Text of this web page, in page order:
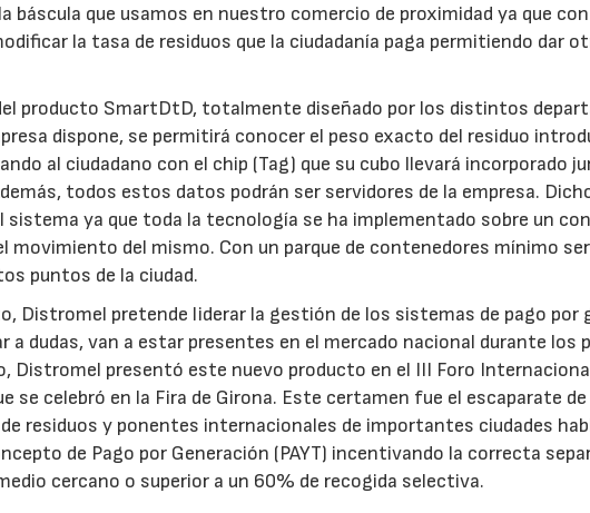
báscula que usamos en nuestro comercio de proximidad ya que
la tasa de residuos que la ciudadanía paga permitiendo dar
producto SmartDtD, totalmente diseñado por los distintos
dispone, se permitirá conocer el peso exacto del residuo
al ciudadano con el chip (Tag) que su cubo llevará incorporado
todos estos datos podrán ser servidores de la empresa.
sistema ya que toda la tecnología se ha implementado sobre un
movimiento del mismo. Con un parque de contenedores mínimo
puntos de la ciudad.
Distromel pretende liderar la gestión de los sistemas de pago por
a dudas, van a estar presentes en el mercado nacional durante los
Distromel presentó este nuevo producto en el III Foro
se celebró en la Fira de Girona. Este certamen fue el escaparate
residuos y ponentes internacionales de importantes ciudades
de Pago por Generación (PAYT) incentivando la correcta
cercano o superior a un 60% de recogida selectiva.
21/07/2026